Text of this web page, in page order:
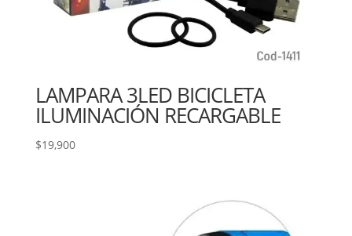
LAMPARA 3LED BICICLETA
ILUMINACIÓN RECARGABLE
$19,900